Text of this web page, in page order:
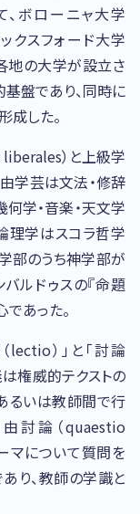
ボローニャ大学
クスフォード大学
地の大学が設立さ
盤であり、同時に
成した。
）と上級学
由学芸は文法・修辞
何学・音楽・天文学
理学はスコラ哲学
部のうち神学部が
ルドゥスの『命題
あった。
）」と「討論
権威的テクストの
るいは教師間で行
討論（quaestio
マについて質問を
り、教師の学識と